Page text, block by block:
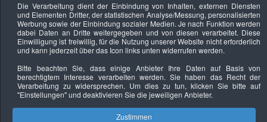
Keine Termine
Datenschutzerklärung Urheberrechtsnachweise Nachhaltigkeit
Copyright © 2026. Bundesverband Deutscher
Sachverständiger und Fachgutachter e.V..
Die Verarbeitung dient der Einbindung von Inhalten, externen Diensten
und Elementen Dritter, der statistischen Analyse/Messung, personalisierten
Werbung sowie der Einbindung sozialer Medien. Je nach Funktion werden
dabei Daten an Dritte weitergegeben und von diesen verarbeitet. Diese
Einwilligung ist freiwillig, für die Nutzung unserer Website nicht erforderlich
und kann jederzeit über das Icon links unten widerrufen werden.
Bitte beachten Sie, dass einige Anbieter Ihre Daten auf Basis von
berechtigtem Interesse verarbeiten werden. Sie haben das Recht der
Verarbeitung zu widersprechen. Um dies zu tun, klicken Sie bitte auf
"Einstellungen"und deaktivieren Sie die jeweiligen Anbieter.
Zustimmen